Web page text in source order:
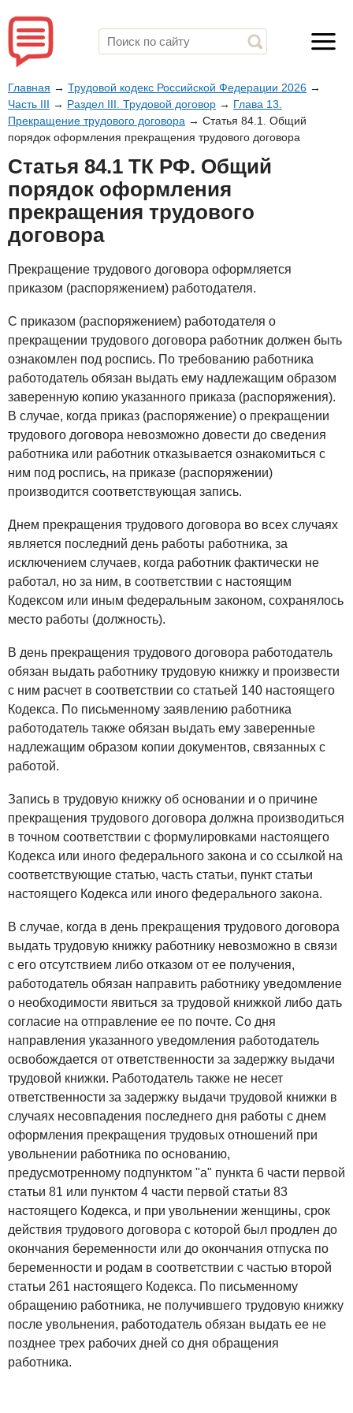
Главная → Трудовой кодекс Российской Федерации 2026 →
Часть III → Раздел III. Трудовой договор → Глава 13.
Прекращение трудового договора → Статья 84.1. Общий
порядок оформления прекращения трудового договора
Статья 84.1 ТК РФ. Общий
порядок оформления
прекращения трудового
договора
Прекращение трудового договора оформляется
приказом (распоряжением) работодателя.
С приказом (распоряжением) работодателя о
прекращении трудового договора работник должен быть
ознакомлен под роспись. По требованию работника
работодатель обязан выдать ему надлежащим образом
заверенную копию указанного приказа (распоряжения).
В случае, когда приказ (распоряжение) о прекращении
трудового договора невозможно довести до сведения
работника или работник отказывается ознакомиться с
ним под роспись, на приказе (распоряжении)
производится соответствующая запись.
Днем прекращения трудового договора во всех случаях
является последний день работы работника, за
исключением случаев, когда работник фактически не
работал, но за ним, в соответствии с настоящим
Кодексом или иным федеральным законом, сохранялось
место работы (должность).
В день прекращения трудового договора работодатель
обязан выдать работнику трудовую книжку и произвести
с ним расчет в соответствии со статьей 140 настоящего
Кодекса. По письменному заявлению работника
работодатель также обязан выдать ему заверенные
надлежащим образом копии документов, связанных с
работой.
Запись в трудовую книжку об основании и о причине
прекращения трудового договора должна производиться
в точном соответствии с формулировками настоящего
Кодекса или иного федерального закона и со ссылкой на
соответствующие статью, часть статьи, пункт статьи
настоящего Кодекса или иного федерального закона.
В случае, когда в день прекращения трудового договора
выдать трудовую книжку работнику невозможно в связи
с его отсутствием либо отказом от ее получения,
работодатель обязан направить работнику уведомление
о необходимости явиться за трудовой книжкой либо дать
согласие на отправление ее по почте. Со дня
направления указанного уведомления работодатель
освобождается от ответственности за задержку выдачи
трудовой книжки. Работодатель также не несет
ответственности за задержку выдачи трудовой книжки в
случаях несовпадения последнего дня работы с днем
оформления прекращения трудовых отношений при
увольнении работника по основанию,
предусмотренному подпунктом "а" пункта 6 части первой
статьи 81 или пунктом 4 части первой статьи 83
настоящего Кодекса, и при увольнении женщины, срок
действия трудового договора с которой был продлен до
окончания беременности или до окончания отпуска по
беременности и родам в соответствии с частью второй
статьи 261 настоящего Кодекса. По письменному
обращению работника, не получившего трудовую книжку
после увольнения, работодатель обязан выдать ее не
позднее трех рабочих дней со дня обращения
работника.